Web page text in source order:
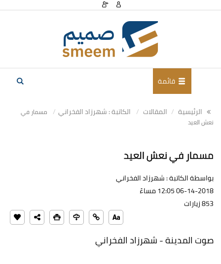
قائمة
الرئيسية المقالات الكاتبة : شهرزاد الفخراني
مسمار في
نعش العيد
مسمار في نعش العيد
بواسطة الكاتبة : شهرزاد الفخراني
06-14-2018 12:05 مساءً
853 زيارات
صوت المدينة - شهرزاد الفخراني